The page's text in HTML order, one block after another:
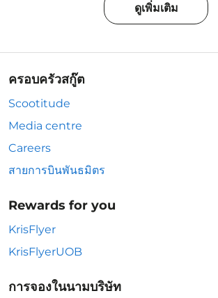
ดูเพิ่มเติม
ครอบครัวสกู๊ต
Scootitude
Media centre
Careers
สายการบินพันธมิตร
Rewards for you
KrisFlyer
KrisFlyerUOB
การจองในนามบริษัท